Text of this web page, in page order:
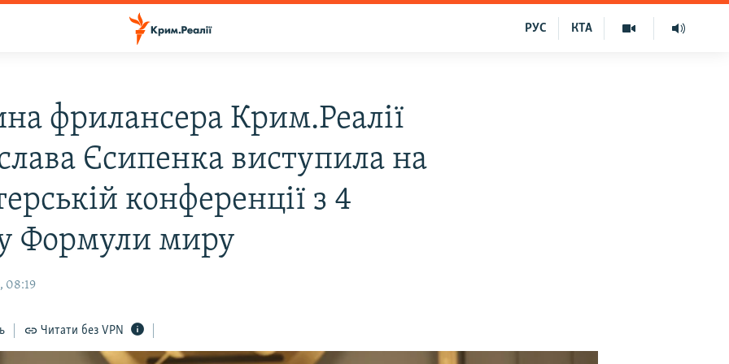
КТА
РУС
фрилансера Крим.Реалії
Єсипенка виступила на
конференції з 4
Формули миру
08:19
Читати без VPN